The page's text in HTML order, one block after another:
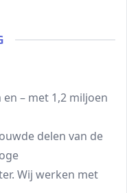
– met 1,2 miljoen
delen van de
Wij werken met